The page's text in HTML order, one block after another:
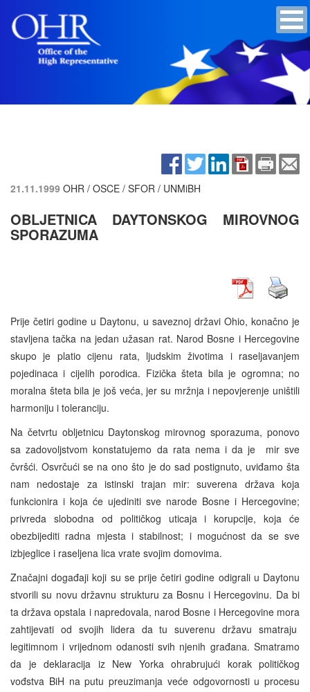
21.11.1999 OHR / OSCE / SFOR / UNMiBH
OBLJETNICA DAYTONSKOG MIROVNOG
SPORAZUMA
Prije četiri godine u Daytonu, u saveznoj državi Ohio, konačno je
stavljena tačka na jedan užasan rat. Narod Bosne i Hercegovine
skupo je platio cijenu rata, ljudskim životima i raseljavanjem
pojedinaca i cijelih porodica. Fizička šteta bila je ogromna; no
moralna šteta bila je još veća, jer su mržnja i nepovjerenje uništili
harmoniju i toleranciju.
Na četvrtu obljetnicu Daytonskog mirovnog sporazuma, ponovo
sa zadovoljstvom konstatujemo da rata nema i da je mir sve
čvršći. Osvrčući se na ono što je do sad postignuto, uviđamo šta
nam nedostaje za istinski trajan mir: suverena država koja
funkcionira i koja će ujediniti sve narode Bosne i Hercegovine;
privreda slobodna od političkog uticaja i korupcije, koja će
obezbijediti radna mjesta i stabilnost; i mogućnost da se sve
izbjeglice i raseljena lica vrate svojim domovima.
Značajni događaji koji su se prije četiri godine odigrali u Daytonu
stvorili su novu državnu strukturu za Bosnu i Hercegovinu. Da bi
ta država opstala i napredovala, narod Bosne i Hercegovine mora
zahtijevati od svojih lidera da tu suverenu državu smatraju
legitimnom i vrijednom odanosti svih njenih građana. Smatramo
da je deklaracija iz New Yorka ohrabrujući korak političkog
vođstva BiH na putu preuzimanja veće odgovornosti u procesu